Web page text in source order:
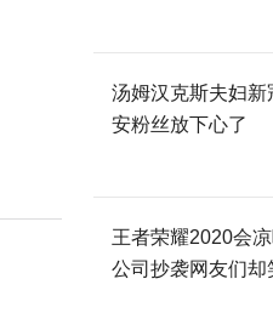
汤姆汉克斯夫妇
安粉丝放下心了
王者荣耀2020会
公司抄袭网友们却